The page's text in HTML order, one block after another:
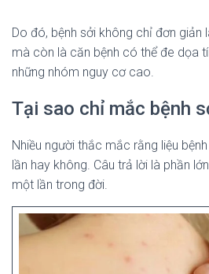
Do đó, bệnh sởi không chỉ đơn giản
mà còn là căn bệnh có thể đe dọa
những nhóm nguy cơ cao.
Tại sao chỉ mắc bệnh
Nhiều người thắc mắc rằng liệu
lần hay không. Câu trả lời là phần
một lần trong đời.